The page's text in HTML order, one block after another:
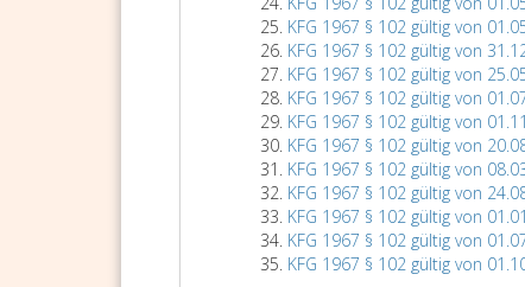
KFG 1967 § 102 gültig von
KFG 1967 § 102 gültig von
KFG 1967 § 102 gültig von
KFG 1967 § 102 gültig von
KFG 1967 § 102 gültig von
KFG 1967 § 102 gültig von
KFG 1967 § 102 gültig von
KFG 1967 § 102 gültig von
KFG 1967 § 102 gültig von
KFG 1967 § 102 gültig von
KFG 1967 § 102 gültig von